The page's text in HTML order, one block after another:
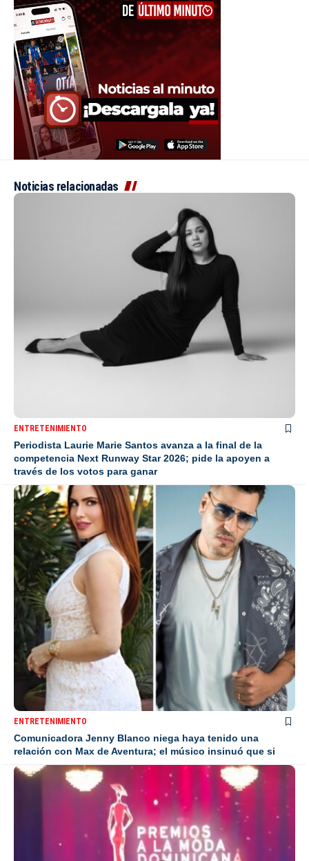
Noticias relacionadas
ENTRETENIMIENTO
Periodista Laurie Marie Santos avanza a la final de la
competencia Next Runway Star 2026; pide la apoyen a
través de los votos para ganar
ENTRETENIMIENTO
Comunicadora Jenny Blanco niega haya tenido una
relación con Max de Aventura; el músico insinuó que si